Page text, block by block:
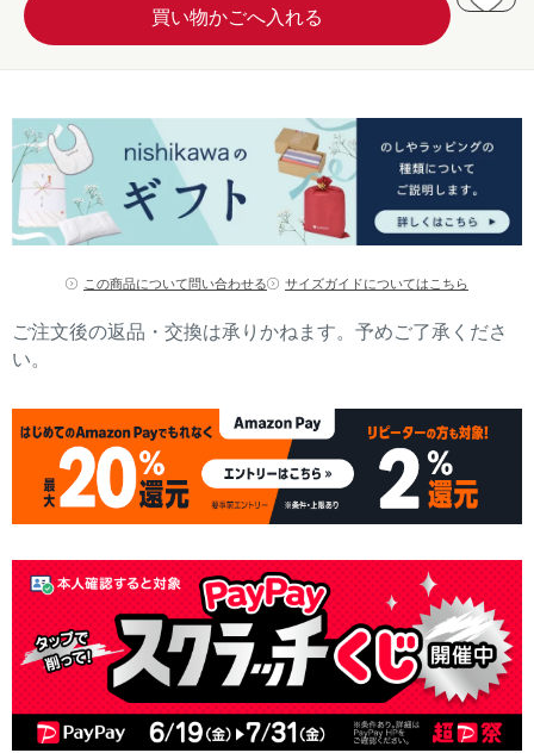
この商品について問い合わせる サイズガイドについてはこちら
ご注文後の返品・交換は承りかねます。予めご了承くださ
い。